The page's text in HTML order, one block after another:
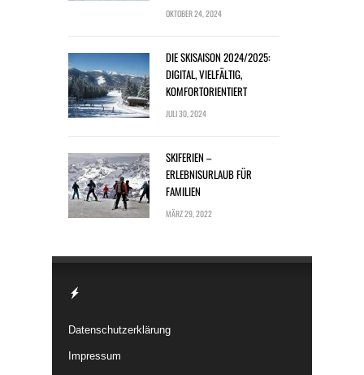
OKTOBER 24, 2024
DIE SKISAISON 2024/2025:
DIGITAL, VIELFÄLTIG,
KOMFORTORIENTIERT
JULI 30, 2024
SKIFERIEN –
ERLEBNISURLAUB FÜR
FAMILIEN
MÄRZ 29, 2022
Datenschutzerklärung
Impressum